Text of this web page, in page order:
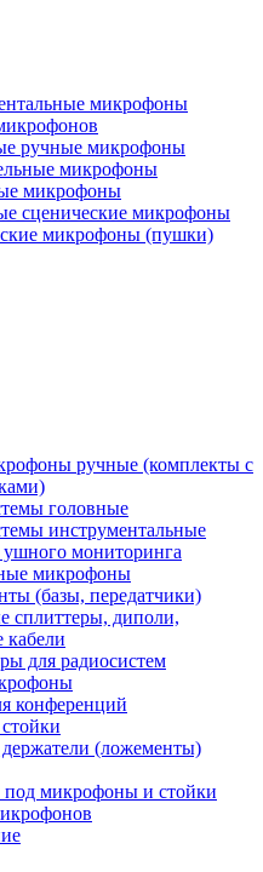
микрофоны
ручные микрофоны
микрофоны
микрофоны
сценические микрофоны
микрофоны (пушки)
ручные (комплекты с
головные
инструментальные
мониторинга
микрофоны
(базы, передатчики)
сплиттеры, диполи,
кабели
для радиосистем
конференций
(ложементы)
микрофоны и стойки